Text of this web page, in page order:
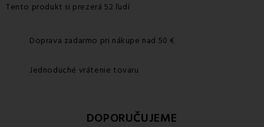
Tento produkt si prezerá 52 ľudí
Doprava zadarmo pri nákupe nad 50 €
Jednoduché vrátenie tovaru
DOPORUČUJEME